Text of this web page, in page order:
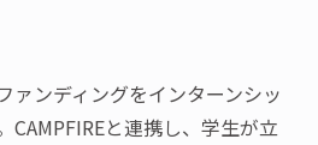
ァンディングをインターンシッ
CAMPFIREと連携し、学生が立